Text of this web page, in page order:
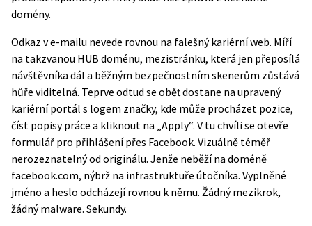
domény.
Odkaz v e-mailu nevede rovnou na falešný kariérní web. Míří
na takzvanou HUB doménu, mezistránku, která jen přeposílá
návštěvníka dál a běžným bezpečnostním skenerům zůstává
hůře viditelná. Teprve odtud se oběť dostane na upravený
kariérní portál s logem značky, kde může procházet pozice,
číst popisy práce a kliknout na „Apply“. V tu chvíli se otevře
formulář pro přihlášení přes Facebook. Vizuálně téměř
nerozeznatelný od originálu. Jenže neběží na doméně
facebook.com, nýbrž na infrastruktuře útočníka. Vyplněné
jméno a heslo odcházejí rovnou k němu. Žádný mezikrok,
žádný malware. Sekundy.